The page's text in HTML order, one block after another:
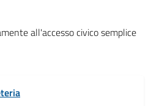
all'accesso civico semplice